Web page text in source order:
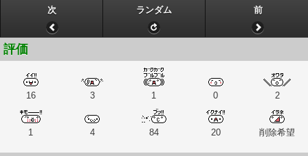
次 ランダム 前
評価
16 3 1 0 2
1 4 84 20 削除希望